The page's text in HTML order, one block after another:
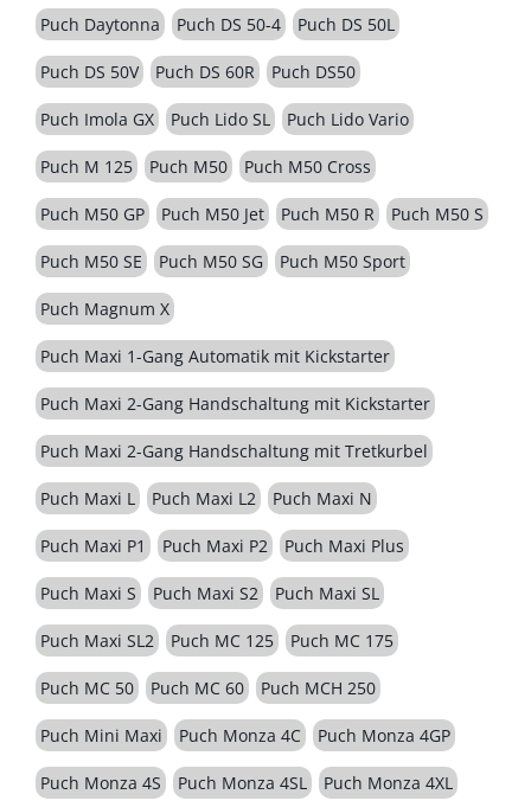
Puch Daytonna Puch DS 50-4 Puch DS 50L
Puch DS 50V Puch DS 60R Puch DS50
Puch Imola GX Puch Lido SL Puch Lido Vario
Puch M 125 Puch M50 Puch M50 Cross
Puch M50 GP Puch M50 Jet Puch M50 R Puch M50 S
Puch M50 SE Puch M50 SG Puch M50 Sport
Puch Magnum X
Puch Maxi 1-Gang Automatik mit Kickstarter
Puch Maxi 2-Gang Handschaltung mit Kickstarter
Puch Maxi 2-Gang Handschaltung mit Tretkurbel
Puch Maxi L Puch Maxi L2 Puch Maxi N
Puch Maxi P1 Puch Maxi P2 Puch Maxi Plus
Puch Maxi S Puch Maxi S2 Puch Maxi SL
Puch Maxi SL2 Puch MC 125 Puch MC 175
Puch MC 50 Puch MC 60 Puch MCH 250
Puch Mini Maxi Puch Monza 4C Puch Monza 4GP
Puch Monza 4S Puch Monza 4SL Puch Monza 4XL